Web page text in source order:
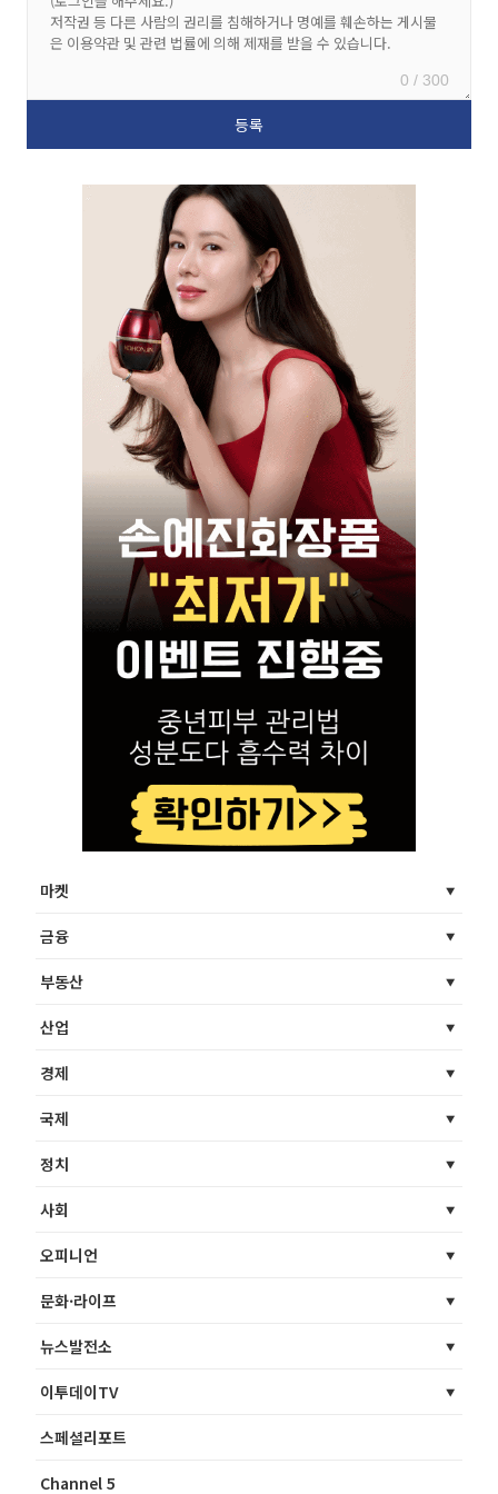
0 / 300
마켓
금융
부동산
산업
경제
국제
정치
사회
오피니언
문화·라이프
뉴스발전소
이투데이TV
스페셜리포트
Channel 5